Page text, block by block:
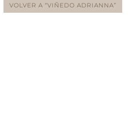
VOLVER A “VIÑEDO ADRIANNA”